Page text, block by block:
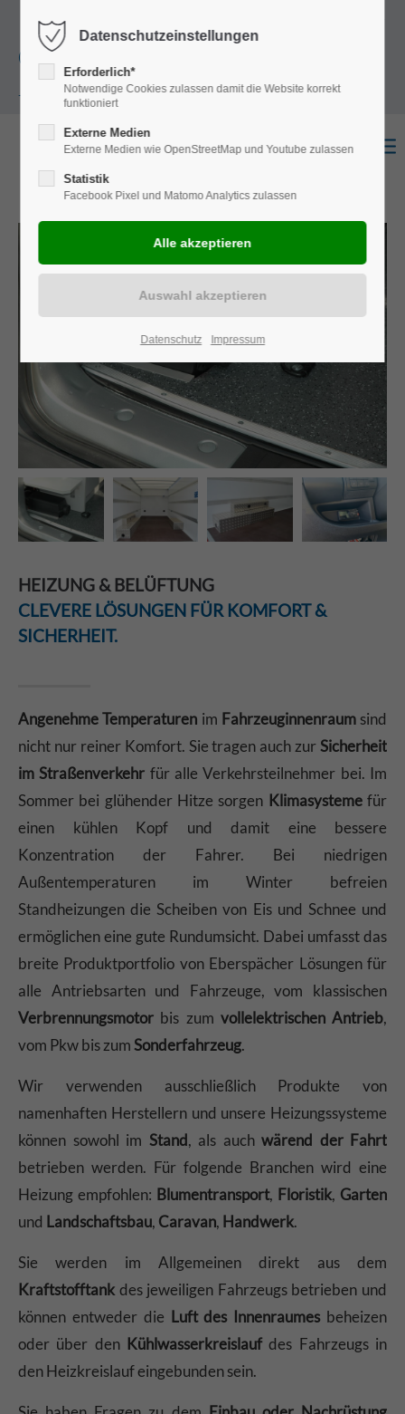
+49
(0)251 322 631
- 0
HEIZUNG & BELÜFTUNG
CLEVERE LÖSUNGEN FÜR KOMFORT &
SICHERHEIT.
Angenehme Temperaturen im Fahrzeuginnenraumsind
nicht nur reiner Komfort. Sie tragen auch zur Sicherheit
im Straßenverkehr für alle Verkehrsteilnehmer bei. Im
Sommer bei glühender Hitze sorgen Klimasystemefür
einen kühlen Kopf und damit eine bessere
Konzentration der Fahrer. Bei niedrigen
Außentemperaturen im Winter befreien
Standheizungen die Scheiben von Eis und Schnee und
ermöglichen eine gute Rundumsicht. Dabei umfasst das
breite Produktportfolio von Eberspächer Lösungen für
alle Antriebsarten und Fahrzeuge, vom klassischen
Verbrennungsmotor bis zum vollelektrischen Antrieb,
vom Pkw bis zum Sonderfahrzeug.
Wir verwenden ausschließlich Produkte von
namenhaften Herstellern und unsere Heizungssysteme
können sowohl im Stand, als auch wärend der Fahrt
betrieben werden. Für folgende Branchen wird eine
Heizung empfohlen: Blumentransport, Floristik, Garten
und Landschaftsbau, Caravan, Handwerk.
Sie werden im Allgemeinen direkt aus dem
Kraftstofftank des jeweiligen Fahrzeugs betrieben und
können entweder die Luft des Innenraumes beheizen
oder über den Kühlwasserkreislauf des Fahrzeugs in
den Heizkreislauf eingebunden sein.
Datenschutzeinstellungen
Erforderlich*
Notwendige Cookies zulassen damit die Website korrekt
funktioniert
Externe Medien
Externe Medien wie OpenStreetMap und Youtube zulassen
Statistik
Facebook Pixel und Matomo Analytics zulassen
Datenschutz Impressum